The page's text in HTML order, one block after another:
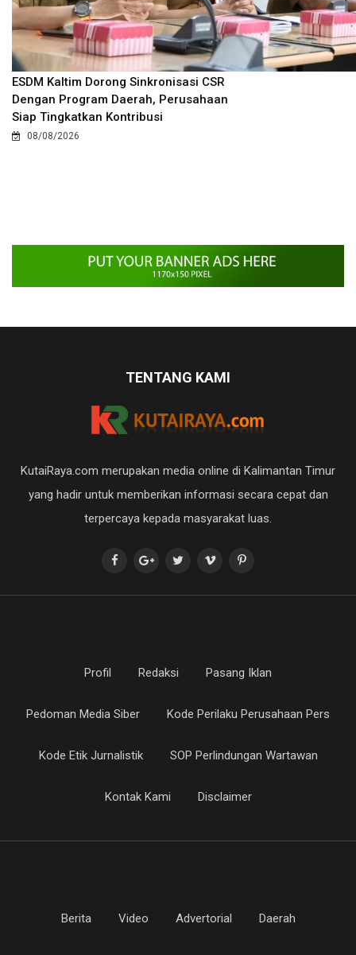
ESDM Kaltim Dorong Sinkronisasi CSR
Dengan Program Daerah, Perusahaan
Siap Tingkatkan Kontribusi
08/08/2026
TENTANG KAMI
KutaiRaya.com merupakan media online di Kalimantan Timur
yang hadir untuk memberikan informasi secara cepat dan
terpercaya kepada masyarakat luas.
Profil Redaksi Pasang Iklan
Pedoman Media Siber Kode Perilaku Perusahaan Pers
Kode Etik Jurnalistik SOP Perlindungan Wartawan
Kontak Kami Disclaimer
Berita Video Advertorial Daerah